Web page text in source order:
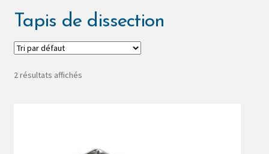
Tapis de dissection
2 résultats affichés